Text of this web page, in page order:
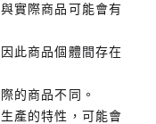
實際商品可能會有
此商品個體間存在
的商品不同。
產的特性，可能會